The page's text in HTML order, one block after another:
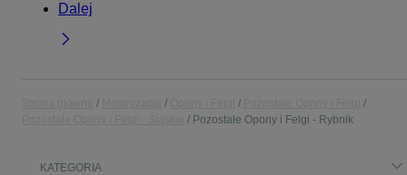
Dalej
Pozostałe Opony i Felgi - Rybnik
KATEGORIA